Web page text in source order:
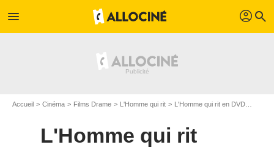
menu profil search
Accueil Cinéma Films Drame L'Homme qui rit L'Homme qui rit en DVD
L'Homme qui rit